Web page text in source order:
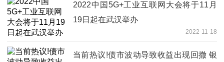
2022中国5G+工业互联网大会将于11月
19日起在武汉举办
2022-11-18
当前热议!债市波动导致收益出现回撤 银